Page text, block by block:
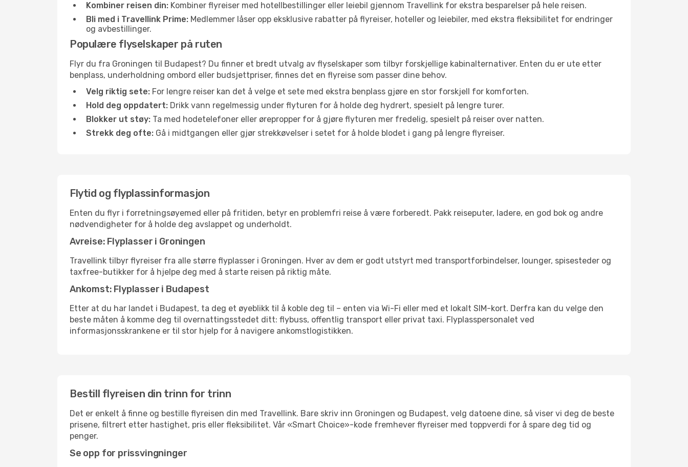
Kombiner reisen din: Kombiner flyreiser med hotellbestillinger eller leiebil gjennom Travellink for ekstra besparelser på hele reisen.
Bli med i Travellink Prime: Medlemmer låser opp eksklusive rabatter på flyreiser, hoteller og leiebiler, med ekstra fleksibilitet for endringer
og avbestillinger.
Populære flyselskaper på ruten
Flyr du fra Groningen til Budapest? Du finner et bredt utvalg av flyselskaper som tilbyr forskjellige kabinalternativer. Enten du er ute etter
benplass, underholdning ombord eller budsjettpriser, finnes det en flyreise som passer dine behov.
Velg riktig sete: For lengre reiser kan det å velge et sete med ekstra benplass gjøre en stor forskjell for komforten.
Hold deg oppdatert: Drikk vann regelmessig under flyturen for å holde deg hydrert, spesielt på lengre turer.
Blokker ut støy: Ta med hodetelefoner eller ørepropper for å gjøre flyturen mer fredelig, spesielt på reiser over natten.
Strekk deg ofte: Gå i midtgangen eller gjør strekkøvelser i setet for å holde blodet i gang på lengre flyreiser.
Flytid og flyplassinformasjon
Enten du flyr i forretningsøyemed eller på fritiden, betyr en problemfri reise å være forberedt. Pakk reiseputer, ladere, en god bok og andre
nødvendigheter for å holde deg avslappet og underholdt.
Avreise: Flyplasser i Groningen
Travellink tilbyr flyreiser fra alle større flyplasser i Groningen. Hver av dem er godt utstyrt med transportforbindelser, lounger, spisesteder og
taxfree-butikker for å hjelpe deg med å starte reisen på riktig måte.
Ankomst: Flyplasser i Budapest
Etter at du har landet i Budapest, ta deg et øyeblikk til å koble deg til – enten via Wi-Fi eller med et lokalt SIM-kort. Derfra kan du velge den
beste måten å komme deg til overnattingsstedet ditt: flybuss, offentlig transport eller privat taxi. Flyplasspersonalet ved
informasjonsskrankene er til stor hjelp for å navigere ankomstlogistikken.
Bestill flyreisen din trinn for trinn
Det er enkelt å finne og bestille flyreisen din med Travellink. Bare skriv inn Groningen og Budapest, velg datoene dine, så viser vi deg de beste
prisene, filtrert etter hastighet, pris eller fleksibilitet. Vår «Smart Choice»-kode fremhever flyreiser med toppverdi for å spare deg tid og
penger.
Se opp for prissvingninger